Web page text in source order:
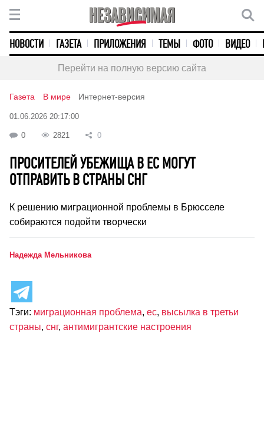
НОВОСТИ ГАЗЕТА ПРИЛОЖЕНИЯ ТЕМЫ ФОТО ВИДЕО
Перейти на полную версию сайта
Газета В мире Интернет-версия
01.06.2026 20:17:00
0 2821 0
ПРОСИТЕЛЕЙ УБЕЖИЩА В ЕС МОГУТ
ОТПРАВИТЬ В СТРАНЫ СНГ
К решению миграционной проблемы в Брюсселе
собираются подойти творчески
Надежда Мельникова
Тэги: миграционная проблема, ес, высылка в третьи
страны, снг, антимигрантские настроения